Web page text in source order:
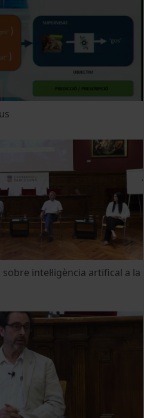
intel·ligència artifical a la